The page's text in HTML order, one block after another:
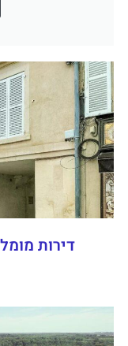
דירות